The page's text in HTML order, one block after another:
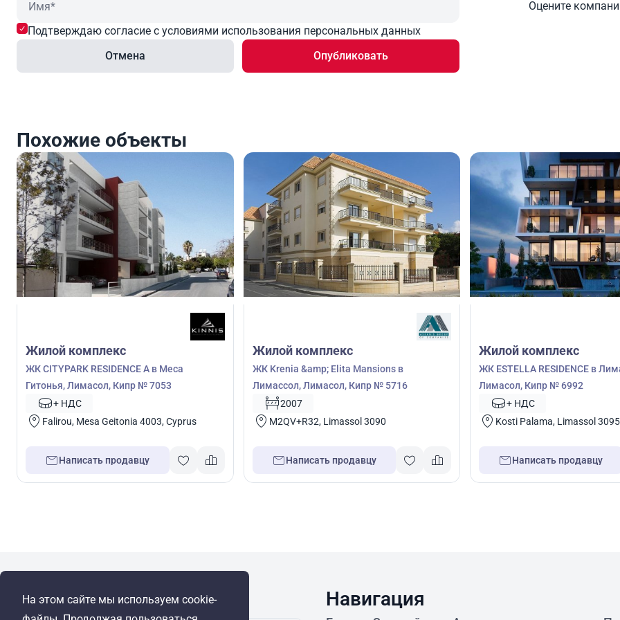
Оцените
Подтверждаю согласие с условиями использования персональных данных
Отмена
Опубликовать
Похожие объекты
Жилой комплекс
ЖК CITYPARK RESIDENCE A в Меса
Гитонья, Лимасол, Кипр № 7053
+ НДС
Falirou, Mesa Geitonia 4003, Cyprus
Написать продавцу
Жилой комплекс
ЖК Krenia &amp; Elita Mansions в
Лимассол, Лимасол, Кипр № 5716
2007
M2QV+R32, Limassol 3090
Написать продавцу
Жилой комплекс
ЖК ESTELLA RESIDENCE в
Лимасол, Кипр № 6992
+ НДС
Kosti Palama, Limassol
Написать продавцу
На этом сайте мы используем cookie-
© Cyprus Realestate 2026. Все права защищены! Навигация